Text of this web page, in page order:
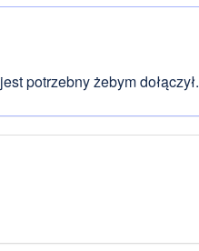
jest potrzebny żebym dołączył.